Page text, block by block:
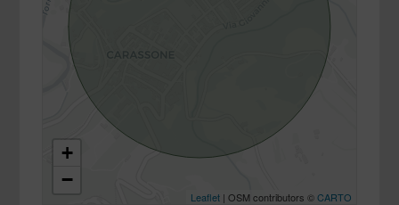
+
−
Leaflet| OSM contributors ©CARTO